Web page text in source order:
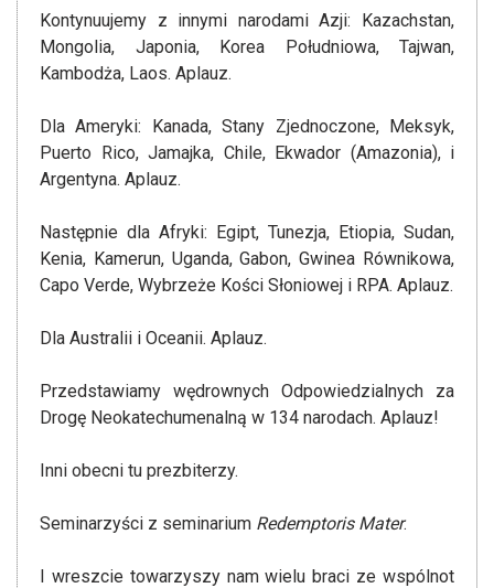
Kontynuujemy z innymi narodami Azji: Kazachstan,
Mongolia, Japonia, Korea Południowa, Tajwan,
Kambodża, Laos. Aplauz.
Dla Ameryki: Kanada, Stany Zjednoczone, Meksyk,
Puerto Rico, Jamajka, Chile, Ekwador (Amazonia), i
Argentyna. Aplauz.
Następnie dla Afryki: Egipt, Tunezja, Etiopia, Sudan,
Kenia, Kamerun, Uganda, Gabon, Gwinea Równikowa,
Capo Verde, Wybrzeże Kości Słoniowej i RPA. Aplauz.
Dla Australii i Oceanii. Aplauz.
Przedstawiamy wędrownych Odpowiedzialnych za
Drogę Neokatechumenalną w 134 narodach. Aplauz!
Inni obecni tu prezbiterzy.
Seminarzyści z seminarium Redemptoris Mater.
I wreszcie towarzyszy nam wielu braci ze wspólnot